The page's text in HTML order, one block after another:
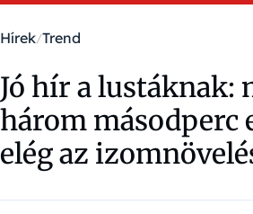
Hírek Trend
Jó hír a lustáknak:
három másodperc
elég az